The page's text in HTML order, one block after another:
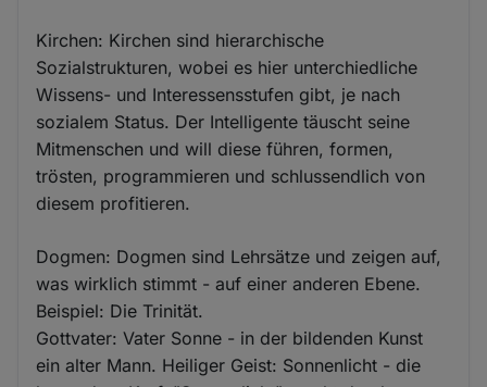
Kirchen: Kirchen sind hierarchische
Sozialstrukturen, wobei es hier unterchiedliche
Wissens- und Interessensstufen gibt, je nach
sozialem Status. Der Intelligente täuscht seine
Mitmenschen und will diese führen, formen,
trösten, programmieren und schlussendlich von
diesem profitieren.
Dogmen: Dogmen sind Lehrsätze und zeigen auf,
was wirklich stimmt - auf einer anderen Ebene.
Beispiel: Die Trinität.
Gottvater: Vater Sonne - in der bildenden Kunst
ein alter Mann. Heiliger Geist: Sonnenlicht - die